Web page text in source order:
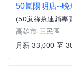
50嵐陽明店--晚
(50嵐綠茶連鎖專
高雄市-三民區
月薪 33,000 至